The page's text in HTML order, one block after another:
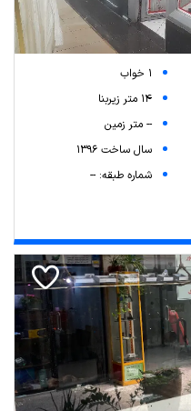
1 خواب
14 متر زیربنا
-- متر زمین
سال ساخت 1396
شماره طبقه: --